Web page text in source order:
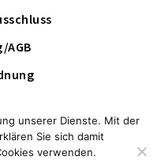
AGB
unserer Dienste. Mit der
Sie sich damit
verwenden.